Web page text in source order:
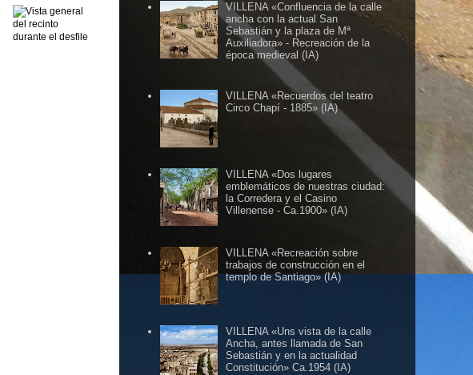
VILLENA «Confluencia de la calle
ancha con la actual San
Sebastián y la plaza de Mª
Auxiliadora» - Recreación de la
época medieval (IA)
VILLENA «Recuerdos del teatro
Circo Chapí - 1885» (IA)
VILLENA «Dos lugares
emblemáticos de nuestras ciudad:
la Corredera y el Casino
Villenense - Ca.1900» (IA)
VILLENA «Recreación sobre
trabajos de construcción en el
templo de Santiago» (IA)
VILLENA «Uns vista de la calle
Ancha, antes llamada de San
Sebastián y en la actualidad
Constitución» Ca.1954 (IA)